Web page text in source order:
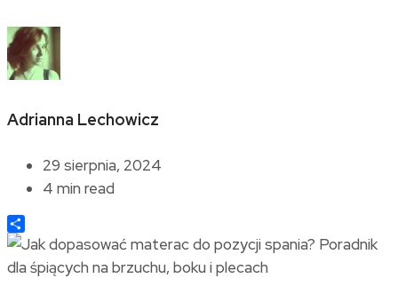
Adrianna Lechowicz
29 sierpnia, 2024
4 min read
Share